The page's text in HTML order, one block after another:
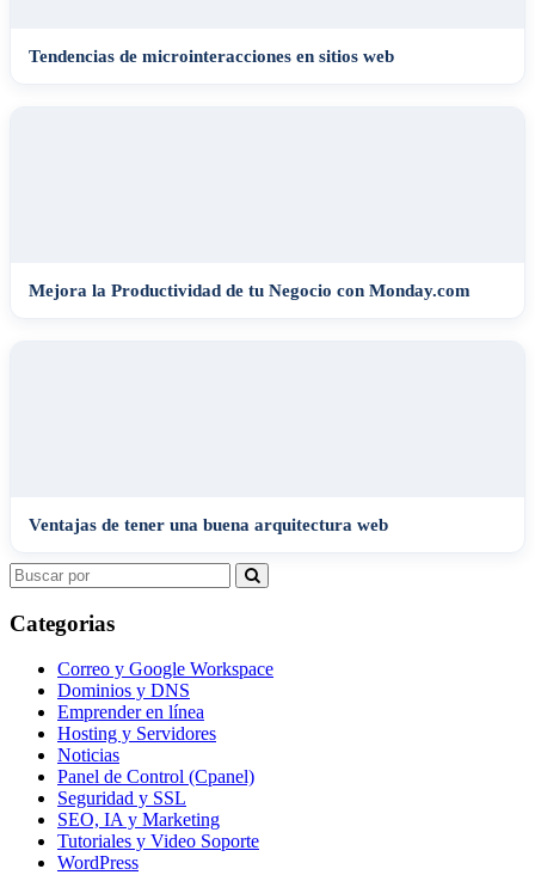
Tendencias de microinteracciones en sitios web
Mejora la Productividad de tu Negocio con Monday.com
Ventajas de tener una buena arquitectura web
Search
for:
Categorias
Correo y Google Workspace
Dominios y DNS
Emprender en línea
Hosting y Servidores
Noticias
Panel de Control (Cpanel)
Seguridad y SSL
SEO, IA y Marketing
Tutoriales y Video Soporte
WordPress